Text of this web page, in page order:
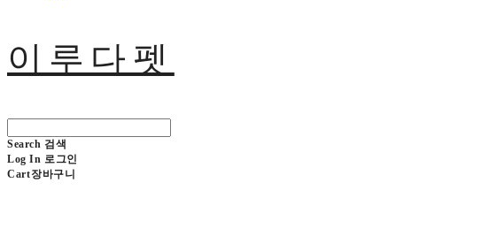
이루다펫
Search 검색
Log In 로그인
Cart장바구니